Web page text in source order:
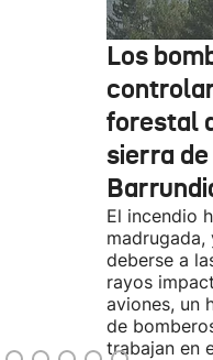
Los
forestal
sierra
El incendio
madrugada,
deberse a
rayos
aviones, un
de
trabajan en